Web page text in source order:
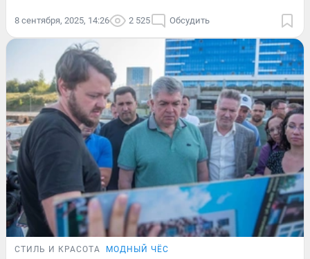
8 сентября, 2025, 14:26 2 525 Обсудить
СТИЛЬ И КРАСОТА МОДНЫЙ ЧЁС